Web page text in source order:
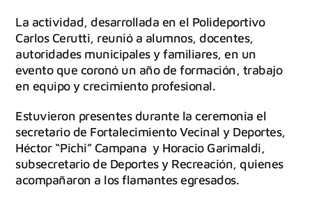
La actividad, desarrollada en el Polideportivo
Carlos Cerutti, reunió a alumnos, docentes,
autoridades municipales y familiares, en un
evento que coronó un año de formación, trabajo
en equipo y crecimiento profesional.
Estuvieron presentes durante la ceremonia el
secretario de Fortalecimiento Vecinal y Deportes,
Héctor “Pichi” Campana y Horacio Garimaldi,
subsecretario de Deportes y Recreación, quienes
acompañaron a los flamantes egresados.